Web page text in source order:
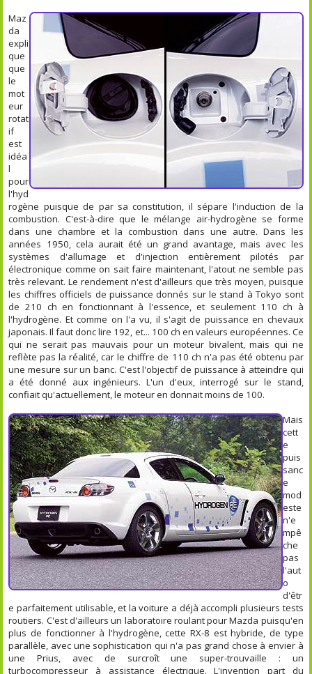
Maz
da
expli
que
que
le
mot
eur
rotat
if
est
idéa
l
pour
l'hyd
rogène puisque de par sa constitution, il sépare l'induction de la
combustion. C'est-à-dire que le mélange air-hydrogène se forme
dans une chambre et la combustion dans une autre. Dans les
années 1950, cela aurait été un grand avantage, mais avec les
systèmes d'allumage et d'injection entièrement pilotés par
électronique comme on sait faire maintenant, l'atout ne semble pas
très relevant. Le rendement n'est d'ailleurs que très moyen, puisque
les chiffres officiels de puissance donnés sur le stand à Tokyo sont
de 210 ch en fonctionnant à l'essence, et seulement 110 ch à
l'hydrogène. Et comme on l'a vu, il s'agit de puissance en chevaux
japonais. Il faut donc lire 192, et... 100 ch en valeurs européennes. Ce
qui ne serait pas mauvais pour un moteur bivalent, mais qui ne
reflète pas la réalité, car le chiffre de 110 ch n'a pas été obtenu par
une mesure sur un banc. C'est l'objectif de puissance à atteindre qui
a été donné aux ingénieurs. L'un d'eux, interrogé sur le stand,
confiait qu'actuellement, le moteur en donnait moins de 100.
Mais
cett
e
puis
sanc
e
mod
este
n'e
mpê
che
pas
l'aut
o
d'êtr
e parfaitement utilisable, et la voiture a déjà accompli plusieurs tests
routiers. C'est d'ailleurs un laboratoire roulant pour Mazda puisqu'en
plus de fonctionner à l'hydrogène, cette RX-8 est hybride, de type
parallèle, avec une sophistication qui n'a pas grand chose à envier à
une Prius, avec de surcroît une super-trouvaille : un
turbocompresseur à assistance électrique. L'invention part du